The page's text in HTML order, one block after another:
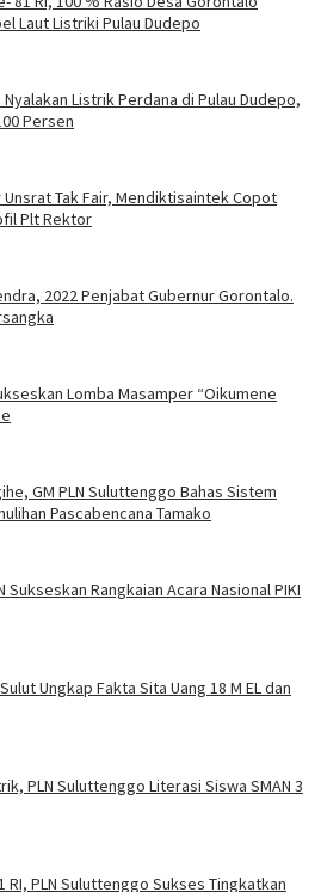
Laut Listriki Pulau Dudepo
Listrik Perdana di Pulau Dudepo,
Persen
Tak Fair, Mendiktisaintek Copot
Plt Rektor
2022 Penjabat Gubernur Gorontalo.
Lomba Masamper “Oikumene
GM PLN Suluttenggo Bahas Sistem
Pascabencana Tamako
Sukseskan Rangkaian Acara Nasional PIKI
Ungkap Fakta Sita Uang 18 M EL dan
PLN Suluttenggo Literasi Siswa SMAN 3
RI, PLN Suluttenggo Sukses Tingkatkan